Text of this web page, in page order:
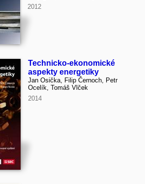
2012
Technicko-ekonomické
aspekty energetiky
Jan Osička, Filip Černoch, Petr
Ocelík, Tomáš Vlček
2014